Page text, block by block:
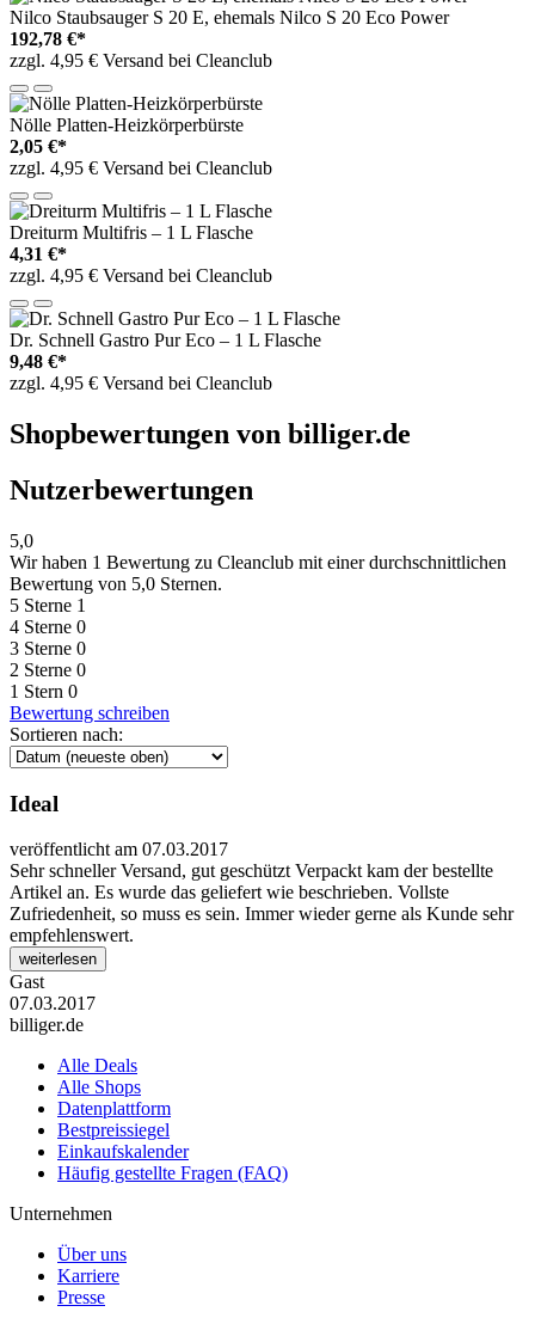
Nilco Staubsauger S 20 E, ehemals Nilco S 20 Eco Power
192,78 €*
zzgl. 4,95 € Versand bei Cleanclub
Nölle Platten-Heizkörperbürste
2,05 €*
zzgl. 4,95 € Versand bei Cleanclub
Dreiturm Multifris – 1 L Flasche
4,31 €*
zzgl. 4,95 € Versand bei Cleanclub
Dr. Schnell Gastro Pur Eco – 1 L Flasche
9,48 €*
zzgl. 4,95 € Versand bei Cleanclub
Shopbewertungen von billiger.de
Nutzerbewertungen
5,0
Wir haben 1 Bewertung zu Cleanclub mit einer durchschnittlichen
Bewertung von 5,0 Sternen.
5 Sterne 1
4 Sterne 0
3 Sterne 0
2 Sterne 0
1 Stern 0
Bewertung schreiben
Sortieren nach:
Ideal
veröffentlicht am 07.03.2017
Sehr schneller Versand, gut geschützt Verpackt kam der bestellte
Artikel an. Es wurde das geliefert wie beschrieben. Vollste
Zufriedenheit, so muss es sein. Immer wieder gerne als Kunde sehr
empfehlenswert.
weiterlesen
Gast
07.03.2017
billiger.de
Alle Deals
Alle Shops
Datenplattform
Bestpreissiegel
Einkaufskalender
Häufig gestellte Fragen (FAQ)
Unternehmen
Über uns
Karriere
Presse